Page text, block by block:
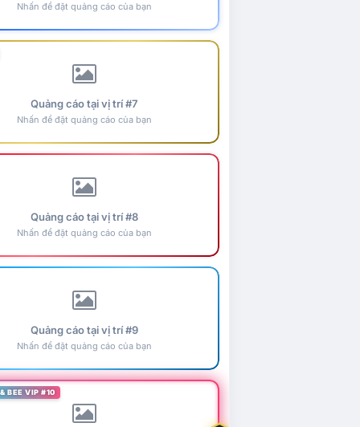
Nhấn để đặt quảng cáo của bạn
Quảng cáo tại vị trí #7
Nhấn để đặt quảng cáo của bạn
Quảng cáo tại vị trí #8
Nhấn để đặt quảng cáo của bạn
Quảng cáo tại vị trí #9
Nhấn để đặt quảng cáo của bạn
BEE VIP #10